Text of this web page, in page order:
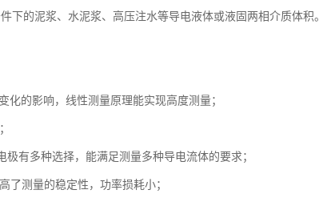
下的泥浆、水泥浆、高压注水等导电液体或液固两相介质体积
化的影响，线性测量原理能实现高度测量；
有多种选择，能满足测量多种导电流体的要求；
了测量的稳定性，功率损耗小；